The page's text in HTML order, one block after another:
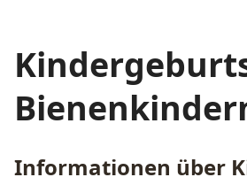
Informationen über